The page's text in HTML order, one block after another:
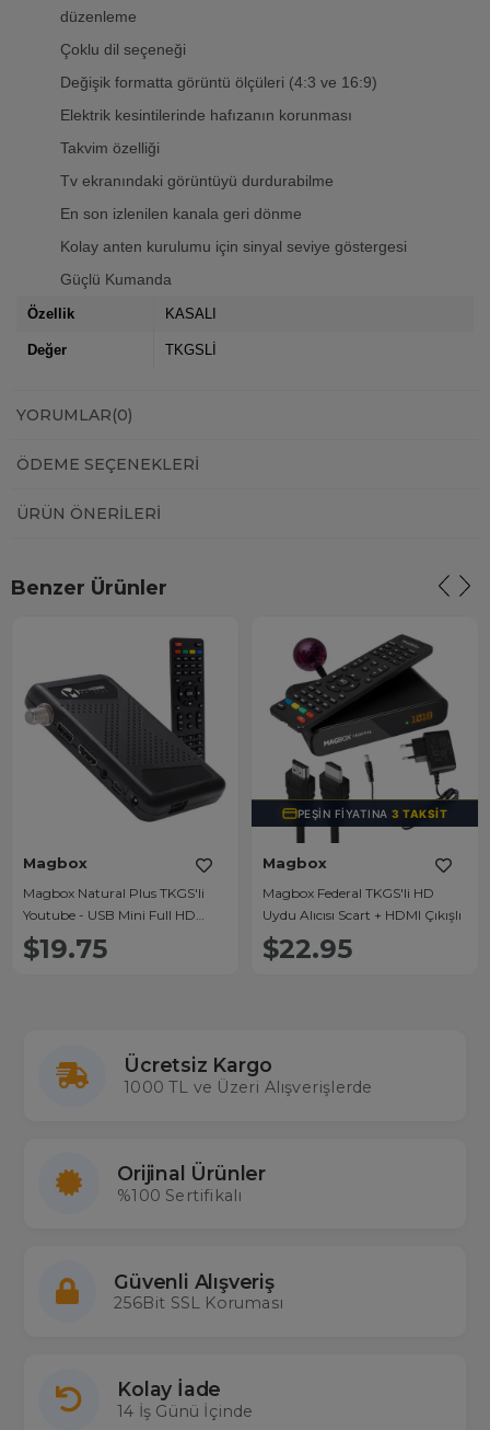
düzenleme
Çoklu dil seçeneği
Değişik formatta görüntü ölçüleri (4:3 ve 16:9)
Elektrik kesintilerinde hafızanın korunması
Takvim özelliği
Tv ekranındaki görüntüyü durdurabilme
En son izlenilen kanala geri dönme
Kolay anten kurulumu için sinyal seviye göstergesi
Güçlü Kumanda
Özellik KASALI
Değer TKGSLİ
YORUMLAR(0)
ÖDEME SEÇENEKLERI
ÜRÜN ÖNERILERI
Benzer Ürünler
Magbox
Magbox Natural Plus TKGS'li
Youtube - USB Mini Full HD
Uydu Alıcısı
$19.75
PEŞIN FIYATINA3 TAKSIT
Magbox
Magbox Federal TKGS'li HD
Uydu Alıcısı Scart + HDMI Çıkışlı
$22.95
Ücretsiz Kargo
1000 TL ve Üzeri Alışverişlerde
Orijinal Ürünler
%100 Sertifikalı
Güvenli Alışveriş
256Bit SSL Koruması
Kolay İade
14 İş Günü İçinde